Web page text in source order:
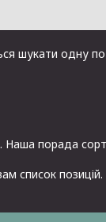
шукати одну
Наша порада
список